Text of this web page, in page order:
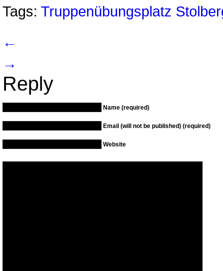
Tags: Truppenübungsplatz
←
→
Reply
Name (required)
Email (will not be published) (required)
Website